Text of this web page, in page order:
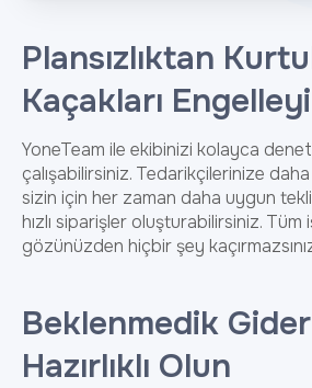
Plansızlıktan
Kaçakları
YoneTeam ile ekibinizi kolayca
çalışabilirsiniz. Tedarikçilerinize
sizin için her zaman daha uygun
hızlı siparişler oluşturabilirsiniz. Tüm
gözünüzden hiçbir şey
Beklenmedik
Hazırlıklı Olun